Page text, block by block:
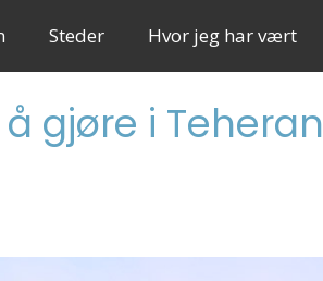
Steder Hvor jeg har vært
gjøre i Teheran